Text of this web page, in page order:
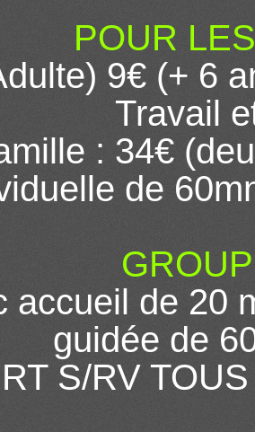
POUR
9€ (+ 6
Travail
: 34€
de
accueil de 20
guidée de
S/RV